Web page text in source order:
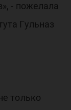
- пожелала
Гульназ
только